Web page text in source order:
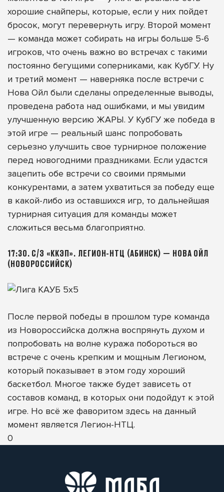
хорошие снайперы, которые, если у них пойдет
бросок, могут перевернуть игру. Второй момент
— команда может собирать на игры больше 5-6
игроков, что очень важно во встречах с такими
постоянно бегущими соперниками, как КубГУ. Ну
и третий момент — наверняка после встречи с
Нова Ойл были сделаны определенные выводы,
проведена работа над ошибками, и мы увидим
улучшенную версию ЖАРЫ. У КубГУ же победа в
этой игре — реальный шанс попробовать
серьезно улучшить свое турнирное положение
перед новогодними праздниками. Если удастся
зацепить обе встречи со своими прямыми
конкурентами, а затем ухватиться за победу еще
в какой-либо из оставшихся игр, то дальнейшая
турнирная ситуация для команды может
сложиться весьма благоприятно.
17:30. С/З «ККЭП». ЛЕГИОН-НТЦ (АБИНСК) — НОВА ОЙЛ
(НОВОРОССИЙСК)
После первой победы в прошлом туре команда
из Новороссийска должна воспрянуть духом и
попробовать на волне куража побороться во
встрече с очень крепким и мощным Легионом,
который показывает в этом году хороший
баскетбол. Многое также будет зависеть от
составов команд, в которых они подойдут к этой
игре. Но всё же фаворитом здесь на данный
момент является Легион-НТЦ.
0